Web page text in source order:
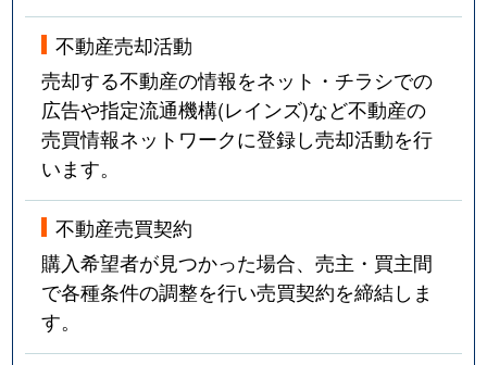
不動産売却活動
売却する不動産の情報をネット・チラシでの
広告や指定流通機構(レインズ)など不動産の
売買情報ネットワークに登録し売却活動を行
います。
不動産売買契約
購入希望者が見つかった場合、売主・買主間
で各種条件の調整を行い売買契約を締結しま
す。